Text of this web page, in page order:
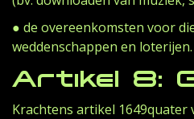
● de overeenkomsten voor
weddenschappen en loterijen.
Artikel 8:
Krachtens artikel